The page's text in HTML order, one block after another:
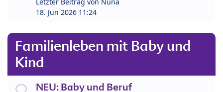
18. Jun 2026 11:24
Familienleben mit Baby und
Kind
NEU: Baby und Beruf